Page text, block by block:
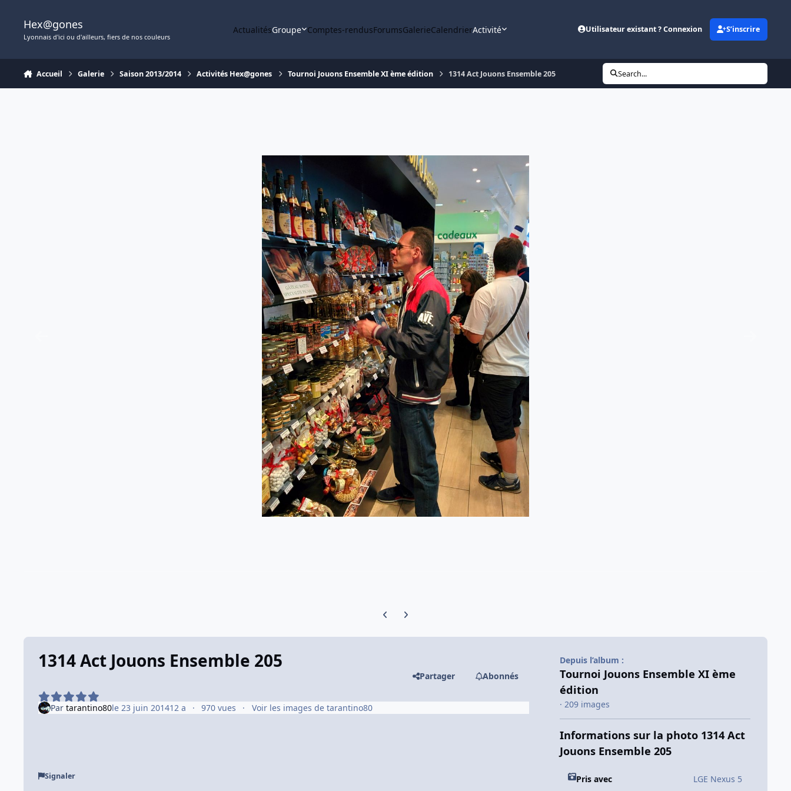
Hex@gones
Lyonnais d'ici ou d'ailleurs, fiers de nos couleurs
ActualitésGroupe Comptes-rendusForumsGalerieCalendrierActivité Utilisateur existant ? Connexion S’inscrire
Accueil Galerie Saison 2013/2014 Activités Hex@gones Tournoi Jouons Ensemble XI ème édition 1314 Act Jouons Ensemble 205 Search...
Previous carousel slide
Next carousel slide
1314 Act Jouons Ensemble 205
Partager Abonnés
Par tarantino80le 23 juin 201412 a 970 vues Voir les images de tarantino80
Signaler
Depuis l’album :
Tournoi Jouons Ensemble XI ème
édition
· 209 images
Informations sur la photo 1314 Act
Jouons Ensemble 205
Pris avec LGE Nexus 5